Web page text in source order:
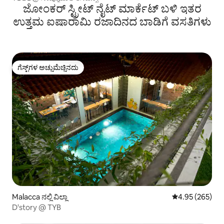
ಜೋಂಕರ್ ಸ್ಟ್ರೀಟ್ ನೈಟ್ ಮಾರ್ಕೆಟ್ ಬಳಿ ಇತರ
ಉತ್ತಮ ಐಷಾರಾಮಿ ರಜಾದಿನದ ಬಾಡಿಗೆ ವಸತಿಗಳು
ಗೆಸ್ಟ್‌ಗಳ ಅಚ್ಚುಮೆಚ್ಚಿನದು
ಗೆಸ್ಟ್‌ಗಳ ಅಚ್ಚುಮೆಚ್ಚಿನದು
Malacca ನಲ್ಲಿ ವಿಲ್ಲಾ 5 ರಲ್ಲಿ 4.95
4.95 (265)
D'story @ TYB